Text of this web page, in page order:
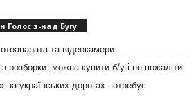
Голос з-над Бугу
та відеокамери
розборки: можна купити б/у і не пожаліти
на українських дорогах потребує